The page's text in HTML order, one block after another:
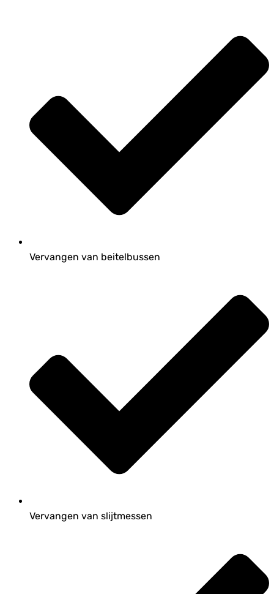
Vervangen van beitelbussen
Vervangen van slijtmessen